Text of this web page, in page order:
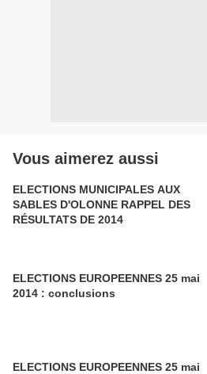
Vous aimerez aussi
ELECTIONS MUNICIPALES AUX
SABLES D'OLONNE RAPPEL DES
RÉSULTATS DE 2014
ELECTIONS EUROPEENNES 25 mai
2014 : conclusions
ELECTIONS EUROPEENNES 25 mai